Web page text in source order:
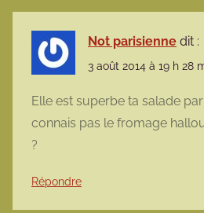
Not parisienne dit :
3 août 2014 à 19 h 28
Elle est superbe ta salade
connais pas le fromage
?
Répondre